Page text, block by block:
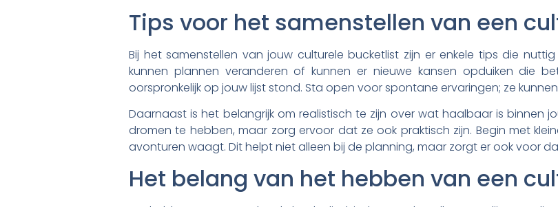
Tips voor het samenstellen van een
Bij het samenstellen van jouw culturele bucketlist zijn er enkele tips die nuttig
kunnen plannen veranderen of kunnen er nieuwe kansen opduiken die
oorspronkelijk op jouw lijst stond. Sta open voor spontane ervaringen; ze
Daarnaast is het belangrijk om realistisch te zijn over wat haalbaar is binnen
dromen te hebben, maar zorg ervoor dat ze ook praktisch zijn. Begin met
avonturen waagt. Dit helpt niet alleen bij de planning, maar zorgt er ook voor
Het belang van het hebben van een